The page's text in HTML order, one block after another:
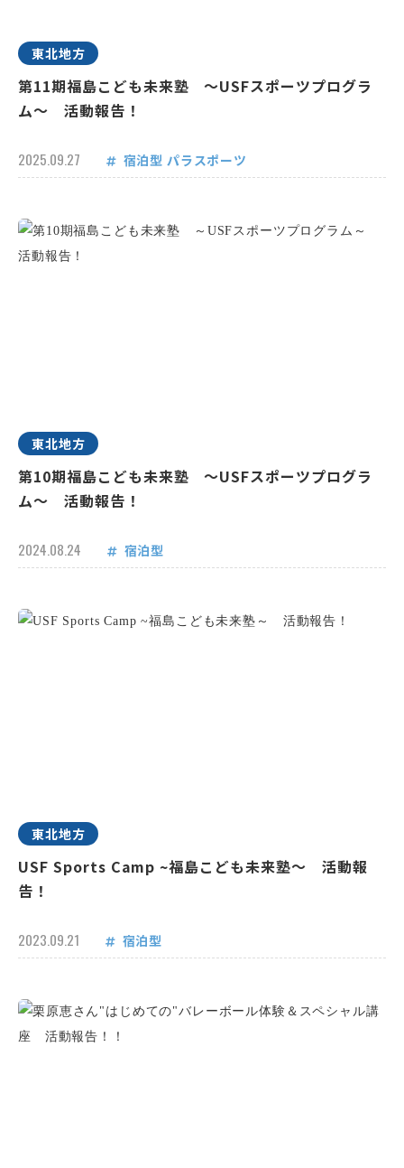
東北地方
第11期福島こども未来塾 ～USFスポーツプログラ
ム～ 活動報告！
2025.09.27 宿泊型 パラスポーツ
東北地方
第10期福島こども未来塾 ～USFスポーツプログラ
ム～ 活動報告！
2024.08.24 宿泊型
東北地方
USF Sports Camp ~福島こども未来塾～ 活動報
告！
2023.09.21 宿泊型